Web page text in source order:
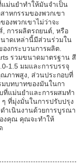
ม่นยําทําให้มันจําเป็น
หกรรมของพวกเขา
องพวกเขาไม่ว่าจะ
, การผลิตรถยนต์, หรือ
าดเหล่านี้มีส่วนร่วมใน
งกระบวนการผลิต.
รวมขนาดมาตรฐาน สี
1.5 มมและการบรรจุ
ณภาพสูง, ส่วนประกอบที่
บทบาทของมันในกา
ที่แม่นยําและการผสมทํา
ที่มุ่งมั่นในการปรับปรุง
เนินงานด้วยการบูรณา
องคุณ คุณจะทําให้